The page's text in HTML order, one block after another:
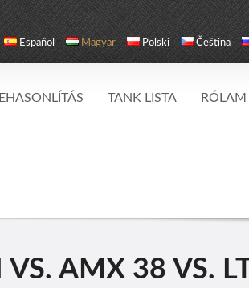
Español Magyar Polski Čeština
TANK LISTA
AMX 38 VS.